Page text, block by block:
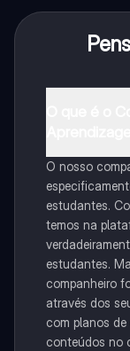
O nosso
estudantes.
temos na
estudantes.
companheiro
através dos
com planos
conteúdos no